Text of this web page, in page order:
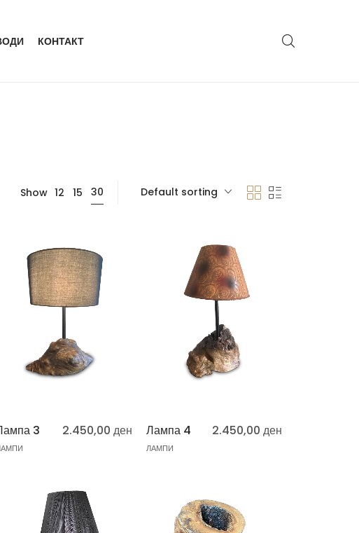
КОНТАКТ
Show 12 15 30 Default sorting
3 2.450,00 ден Лампа 4
ЛАМПИ
2.450,00 ден